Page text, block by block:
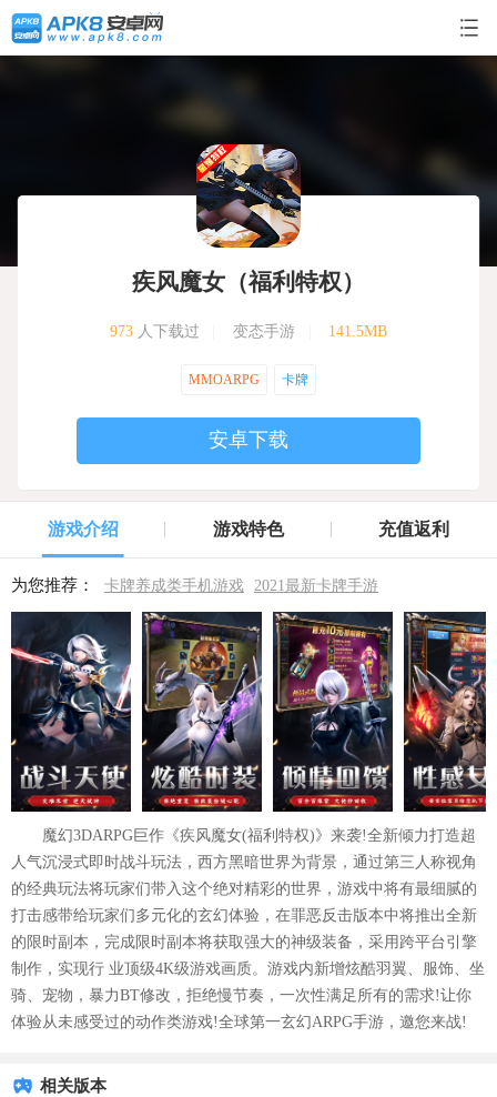
疾风魔女（福利特权）
973人下载过 变态手游 141.5MB
MMOARPG 卡牌
安卓下载
游戏介绍 游戏特色 充值返利
为您推荐： 卡牌养成类手机游戏 2021最新卡牌手游
魔幻3DARPG巨作《疾风魔女(福利特权)》来袭!全新倾力打造超
人气沉浸式即时战斗玩法，西方黑暗世界为背景，通过第三人称视角
的经典玩法将玩家们带入这个绝对精彩的世界，游戏中将有最细腻的
打击感带给玩家们多元化的玄幻体验，在罪恶反击版本中将推出全新
的限时副本，完成限时副本将获取强大的神级装备，采用跨平台引擎
制作，实现行 业顶级4K级游戏画质。游戏内新增炫酷羽翼、服饰、坐
骑、宠物，暴力BT修改，拒绝慢节奏，一次性满足所有的需求!让你
体验从未感受过的动作类游戏!全球第一玄幻ARPG手游，邀您来战!
相关版本